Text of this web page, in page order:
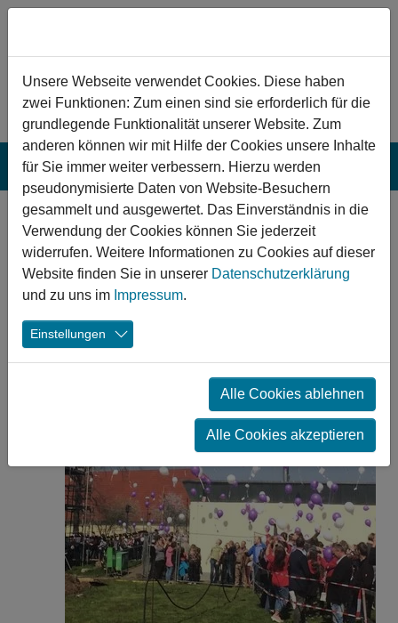
Zum Hauptinhalt springen
Ein Tag voller Freude am
Kyffhäuser-Gymnasium in
Bad Frankenhausen
13.04.2018 Bad Frankenhausen Kyffhäuser-Gymnasium
Unsere Webseite verwendet Cookies. Diese haben
zwei Funktionen: Zum einen sind sie erforderlich für die
grundlegende Funktionalität unserer Website. Zum
anderen können wir mit Hilfe der Cookies unsere Inhalte
für Sie immer weiter verbessern. Hierzu werden
pseudonymisierte Daten von Website-Besuchern
gesammelt und ausgewertet. Das Einverständnis in die
Verwendung der Cookies können Sie jederzeit
widerrufen. Weitere Informationen zu Cookies auf dieser
Website finden Sie in unserer Datenschutzerklärung
und zu uns im Impressum.
Einstellungen
Alle Cookies ablehnen
Alle Cookies akzeptieren